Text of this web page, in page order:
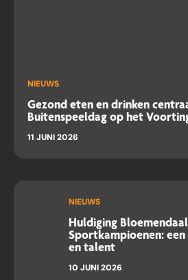
NIEUWS
Gezond eten en drinken
Buitenspeeldag op het
11 JUNI 2026
NIEUWS
Huldiging
Sportkampioenen:
en talent
10 JUNI 2026